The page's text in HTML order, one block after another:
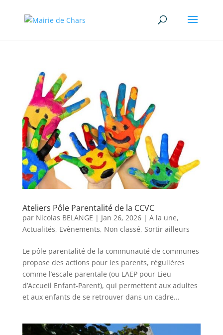
Ateliers Pôle Parentalité de la CCVC
par Nicolas BELANGE | Jan 26, 2026| A la une,
Actualités, Evènements, Non classé, Sortir ailleurs
Le pôle parentalité de la communauté de communes
propose des actions pour les parents, régulières
comme l’escale parentale (ou LAEP pour Lieu
d’Accueil Enfant-Parent), qui permettent aux adultes
et aux enfants de se retrouver dans un cadre...